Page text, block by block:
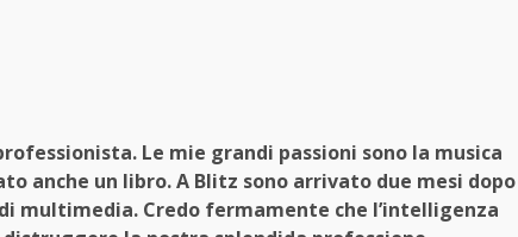
Le mie grandi passioni sono la musica
anche un libro. A Blitz sono arrivato due mesi dopo
multimedia. Credo fermamente che l’intelligenza